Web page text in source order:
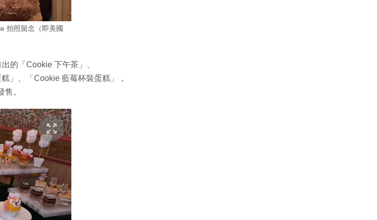
拍照留念（即美國
的「Cookie 下午茶」、
」、「Cookie 藍莓杯裝蛋糕」，
。